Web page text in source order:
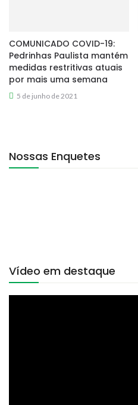
COMUNICADO COVID-19:
Pedrinhas Paulista mantém
medidas restritivas atuais
por mais uma semana
5 de junho de 2021
Nossas Enquetes
Vídeo em destaque